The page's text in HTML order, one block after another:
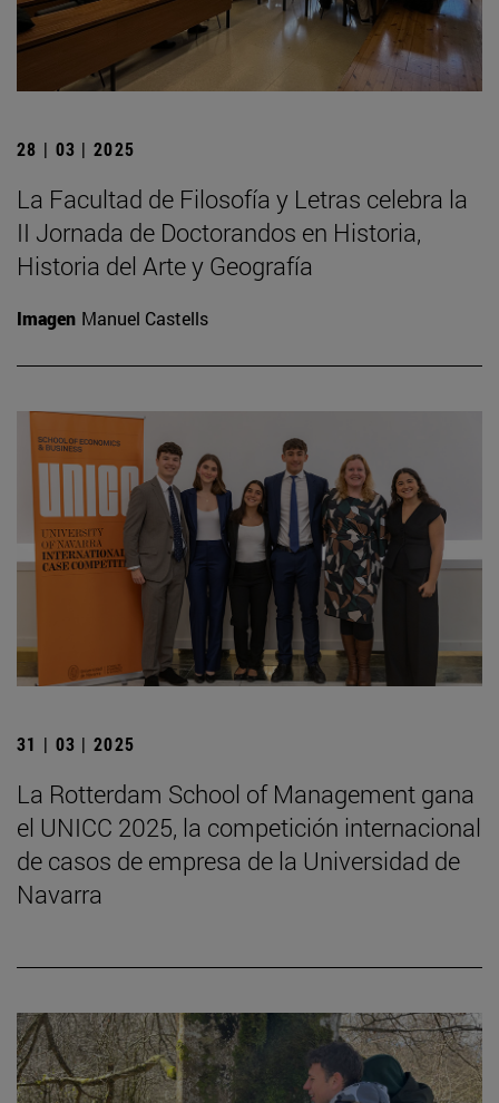
28 | 03 | 2025
La Facultad de Filosofía y Letras celebra la
II Jornada de Doctorandos en Historia,
Historia del Arte y Geografía
Imagen Manuel Castells
31 | 03 | 2025
La Rotterdam School of Management gana
el UNICC 2025, la competición internacional
de casos de empresa de la Universidad de
Navarra